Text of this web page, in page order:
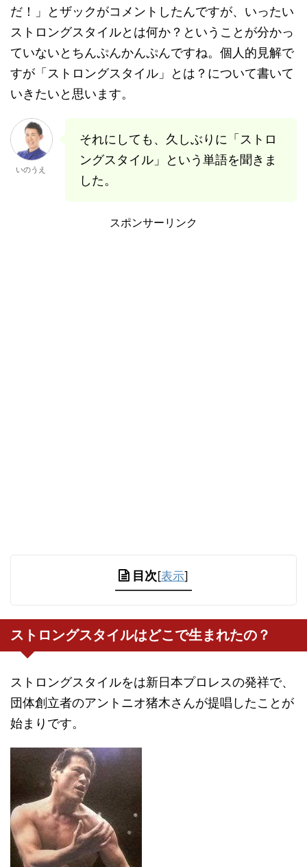
だ！」とザックがコメントしたんですが、いったい
ストロングスタイルとは何か？ということが分かっ
ていないとちんぷんかんぷんですね。個人的見解で
すが「ストロングスタイル」とは？について書いて
いきたいと思います。
いのうえ
それにしても、久しぶりに「ストロ
ングスタイル」という単語を聞きま
した。
スポンサーリンク
目次[表示]
ストロングスタイルはどこで生まれたの？
ストロングスタイルをは新日本プロレスの発祥で、
団体創立者のアントニオ猪木さんが提唱したことが
始まりです。